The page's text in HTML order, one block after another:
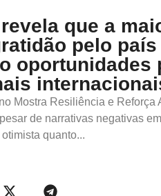
que a
pelo
oportunidades
Mostra Resiliência e
de narrativas negativas
quanto...